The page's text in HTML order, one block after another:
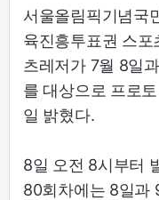
서울올림픽기념국
육진흥투표권 스
츠레저가 7월 8일
를 대상으로 프로
일 밝혔다.
8일 오전 8시부터
80회차에는 8일과